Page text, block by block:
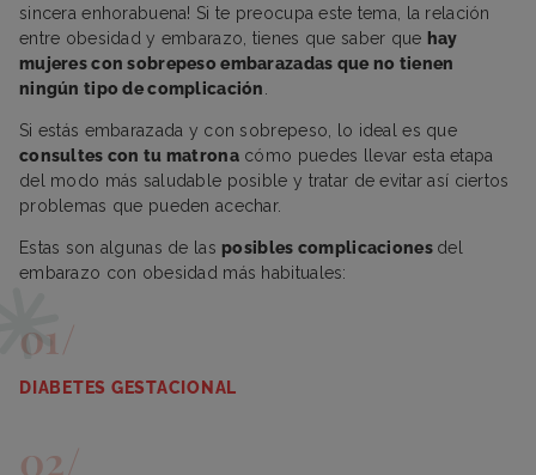
sincera enhorabuena! Si te preocupa este tema, la relación
entre obesidad y embarazo, tienes que saber que hay
mujeres con sobrepeso embarazadas que no tienen
ningún tipo de complicación.
Si estás embarazada y con sobrepeso, lo ideal es que
consultes con tu matronacómo puedes llevar esta etapa
del modo más saludable posible y tratar de evitar así ciertos
problemas que pueden acechar.
Estas son algunas de lasposibles complicaciones del
embarazo con obesidad más habituales:
DIABETES GESTACIONAL